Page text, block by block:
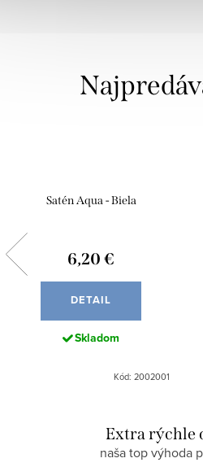
Satén Aqua - Biela
6,20 €
DETAIL
Skladom
Kód: 2002001
Extra rýchle
naša top výhoda